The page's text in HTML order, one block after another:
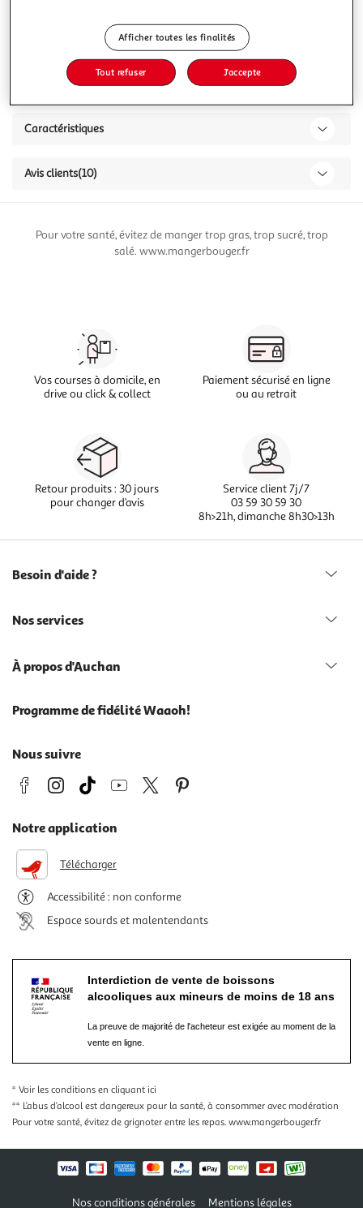
Description
Caractéristiques
Avis clients(10)
Pour votre santé, évitez de manger trop gras, trop sucré, trop
salé. www.mangerbouger.fr
Vos courses à domicile, en
drive ou click & collect
Paiement sécurisé en ligne
ou au retrait
Retour produits : 30 jours
pour changer d’avis
Service client 7j/7
03 59 30 59 30
8h>21h, dimanche 8h30>13h
Besoin d'aide ?
Nos services
À propos d'Auchan
Programme de fidélité Waaoh!
Nous suivre
Notre application
Télécharger
Accessibilité : non conforme
Espace sourds et malentendants
Interdiction de vente de boissons
alcooliques aux mineurs de moins de 18 ans
La preuve de majorité de l'acheteur est exigée au moment de la
vente en ligne.
* Voir les conditions en cliquant ici
** L’abus d’alcool est dangereux pour la santé, à consommer avec modération
Pour votre santé, évitez de grignoter entre les repas. www.mangerbouger.fr
Nos conditions générales Mentions légales
Afficher toutes les finalités
Tout refuser J'accepte